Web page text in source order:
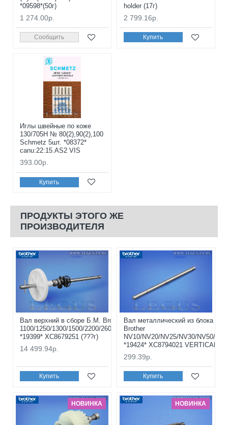
*09598*(50г)
1 274.00р.
Сообщить
holder (17г)
2 799.16р.
Купить
Иглы швейные по коже
130/705H № 80(2),90(2),100
Schmetz 5шт. *08372*
canu:22:15.AS2 VIS
393.00р.
Купить
ПРОДУКТЫ ЭТОГО ЖЕ
ПРОИЗВОДИТЕЛЯ
Вал верхний в сборе Б.М. Brother NV-
1100/1250/1300/1500/2200/2600/4000/5000
*19399* XC8679251 (???г)
14 499.94р.
Купить
Вал металлический из блока
Brother
NV10/NV20/NV25/NV30/NV50/
*19424* XC8794021 VERTICAL
299.39р.
Купить
НОВИНКА НОВИНКА